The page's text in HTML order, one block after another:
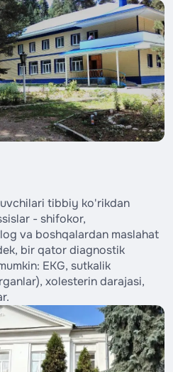
tibbiy ko'rikdan
- shifokor,
va boshqalardan maslahat
bir qator diagnostik
EKG, sutkalik
xolesterin darajasi,